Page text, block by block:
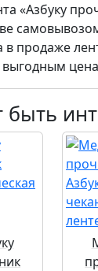
«Азбуку
в продаже
выгодным